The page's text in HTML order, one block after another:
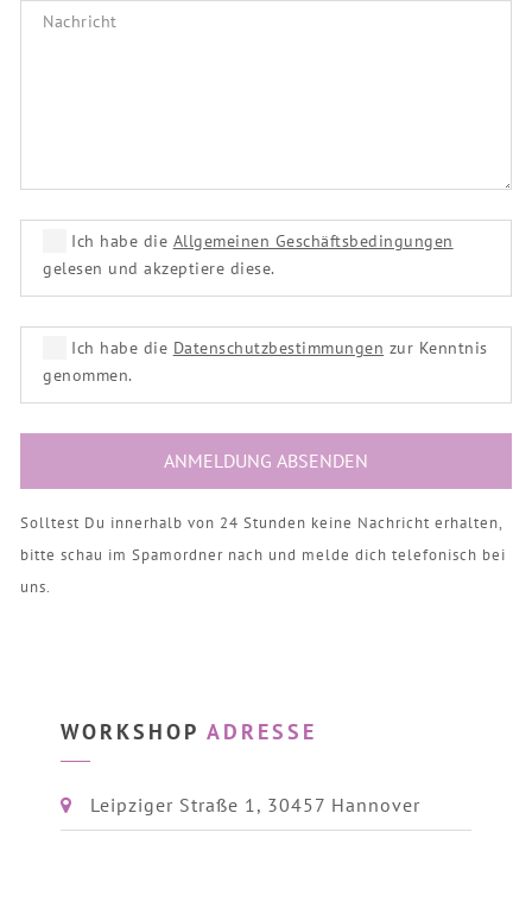
Ich habe die Allgemeinen Geschäftsbedingungen
gelesen und akzeptiere diese.
Ich habe die Datenschutzbestimmungen zur Kenntnis
genommen.
Solltest Du innerhalb von 24 Stunden keine Nachricht erhalten,
bitte schau im Spamordner nach und melde dich telefonisch bei
uns.
WORKSHOP ADRESSE
Leipziger Straße 1, 30457 Hannover